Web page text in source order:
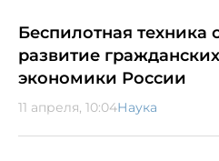
Беспилотная техника
развитие
экономики России
11 апреля, 10:04Наука